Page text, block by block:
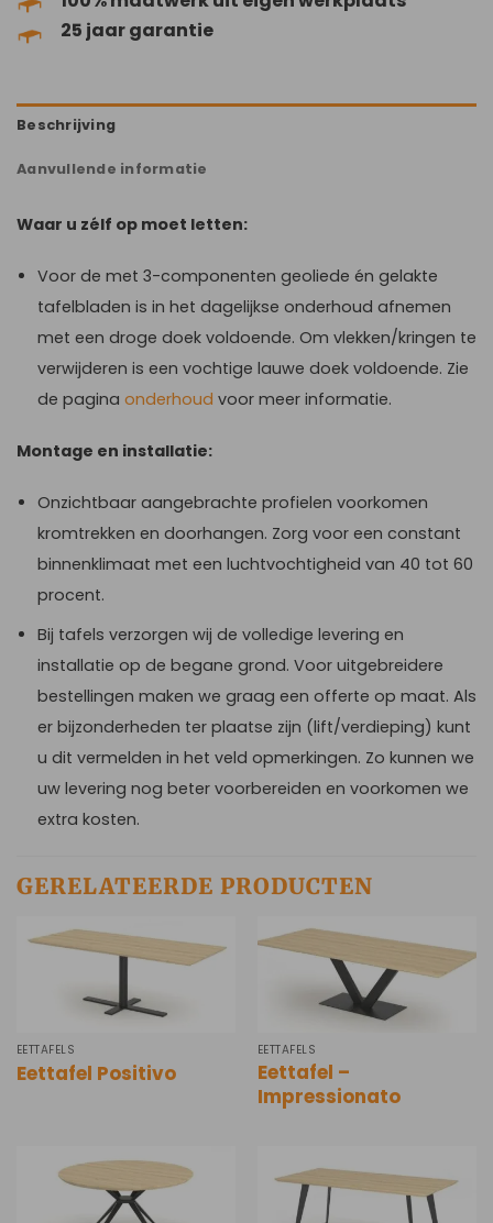
25 jaar garantie
Beschrijving
Aanvullende informatie
Waar u zélf op moet letten:
Voor de met 3-componenten geoliede én gelakte
tafelbladen is in het dagelijkse onderhoud afnemen
met een droge doek voldoende. Om vlekken/kringen te
verwijderen is een vochtige lauwe doek voldoende. Zie
de pagina onderhoud voor meer informatie.
Montage en installatie:
Onzichtbaar aangebrachte profielen voorkomen
kromtrekken en doorhangen. Zorg voor een constant
binnenklimaat met een luchtvochtigheid van 40 tot 60
procent.
Bij tafels verzorgen wij de volledige levering en
installatie op de begane grond. Voor uitgebreidere
bestellingen maken we graag een offerte op maat. Als
er bijzonderheden ter plaatse zijn (lift/verdieping) kunt
u dit vermelden in het veld opmerkingen. Zo kunnen we
uw levering nog beter voorbereiden en voorkomen we
extra kosten.
GERELATEERDE PRODUCTEN
EETTAFELS
Eettafel Positivo
EETTAFELS
Eettafel –
Impressionato